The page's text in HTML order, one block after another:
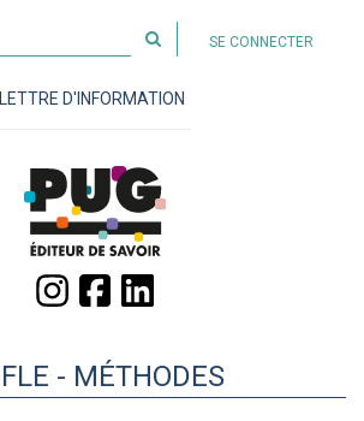
sur
site
SE CONNECTER
LETTRE D'INFORMATION
FLE - MÉTHODES